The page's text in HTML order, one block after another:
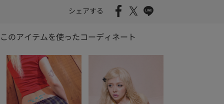
シェアする
このアイテムを使ったコーディネート